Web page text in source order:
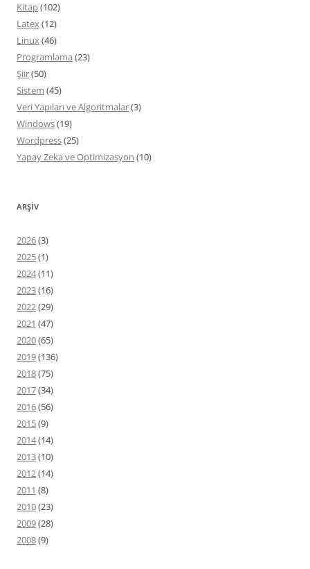
Kitap(102)
Latex(12)
Linux(46)
Programlama (23)
Şiir(50)
Sistem (45)
Veri Yapıları ve Algoritmalar(3)
Windows(19)
Wordpress(25)
Yapay Zeka ve Optimizasyon (10)
ARŞIV
2026(3)
2025(1)
2024(11)
2023(16)
2022(29)
2021 (47)
2020(65)
2019(136)
2018(75)
2017(34)
2016(56)
2015(9)
2014(14)
2013(10)
2012(14)
2011 (8)
2010(23)
2009(28)
2008(9)